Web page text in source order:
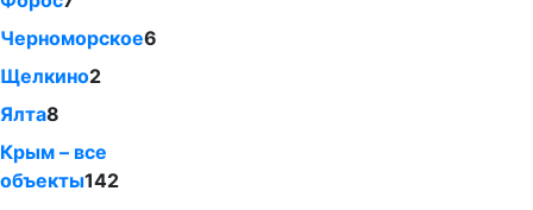
Черноморское6
Щелкино2
Ялта8
Крым – все
объекты142